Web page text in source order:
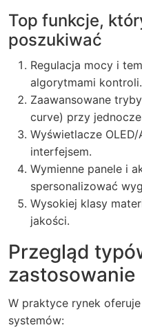
Top funkcje,
poszukiwać
Regulacja mocy i
algorytmami kontroli.
Zaawansowane
curve) przy
Wyświetlacze
interfejsem.
Wymienne panele i
spersonalizować
Wysokiej klasy
jakości.
Przegląd
zastosowanie
W praktyce rynek
systemów: